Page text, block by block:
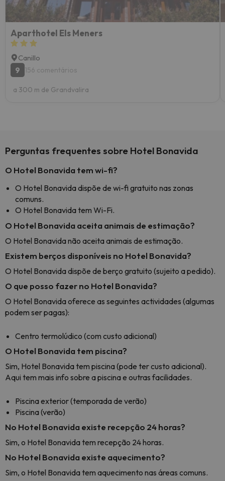
Aparthotel Els Meners
Canillo
9
156 comentários
a 300 m de Grandvalira
Perguntas frequentes sobre Hotel Bonavida
O Hotel Bonavida tem wi-fi?
O Hotel Bonavida dispõe de wi-fi gratuito nas zonas
comuns.
O Hotel Bonavida tem Wi-Fi.
O Hotel Bonavida aceita animais de estimação?
O Hotel Bonavida não aceita animais de estimação.
Existem berços disponíveis no Hotel Bonavida?
O Hotel Bonavida dispõe de berço gratuito (sujeito a pedido).
O que posso fazer no Hotel Bonavida?
O Hotel Bonavida oferece as seguintes actividades (algumas
podem ser pagas):
Centro termolúdico (com custo adicional)
O Hotel Bonavida tem piscina?
Sim, Hotel Bonavida tem piscina (pode ter custo adicional).
Aqui tem mais info sobre a piscina e outras facilidades.
Piscina exterior (temporada de verão)
Piscina (verão)
No Hotel Bonavida existe recepção 24 horas?
Sim, o Hotel Bonavida tem recepção 24 horas.
No Hotel Bonavida existe aquecimento?
Sim, o Hotel Bonavida tem aquecimento nas áreas comuns.